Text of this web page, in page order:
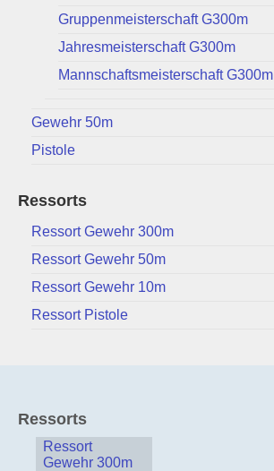
Gruppenmeisterschaft G300m
Jahresmeisterschaft G300m
Mannschaftsmeisterschaft G300m
Gewehr 50m
Pistole
Ressorts
Ressort Gewehr 300m
Ressort Gewehr 50m
Ressort Gewehr 10m
Ressort Pistole
Ressorts
Ressort
Gewehr 300m